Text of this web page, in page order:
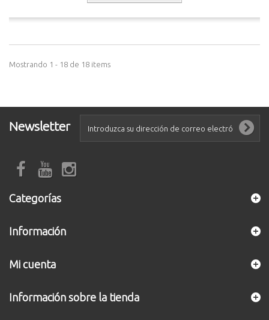
Mostrando 1 - 18 de 18 items
Newsletter
Categorías
Información
Mi cuenta
Información sobre la tienda